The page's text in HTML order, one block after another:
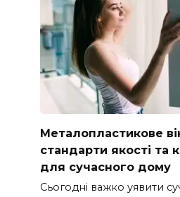
Металопластикове
стандарти якості та
для сучасного дому
Сьогодні важко уявити